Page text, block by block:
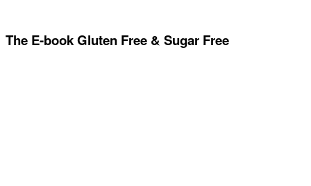
The E-book Gluten Free & Sugar Free